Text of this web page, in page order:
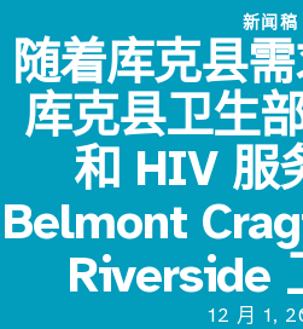
新闻稿
随着库克县需
库克县卫生
和 HIV 服
Belmont
Riverside
12 月 1,